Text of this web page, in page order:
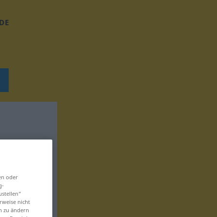
DE
oder
nicht
zu ändern